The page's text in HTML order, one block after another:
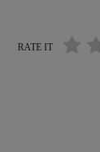
RATE IT